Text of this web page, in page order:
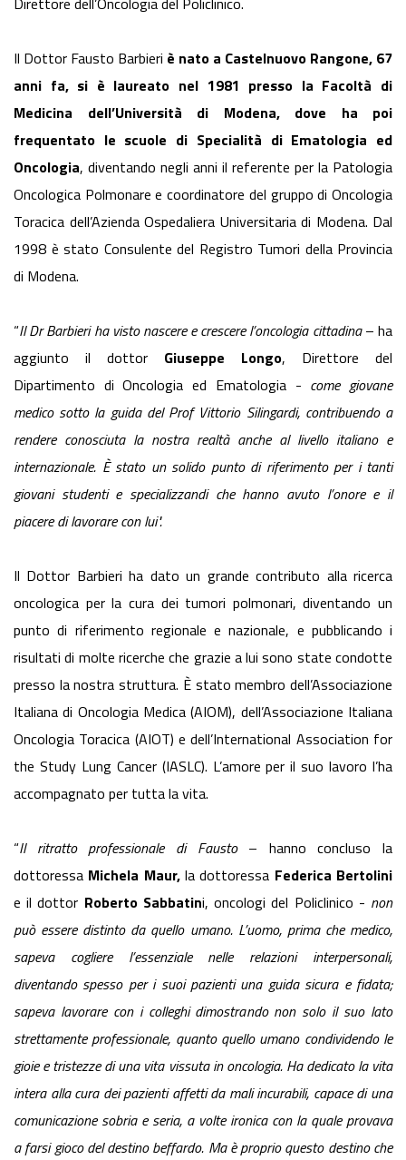
Il Dottor Fausto Barbieri è nato a Castelnuovo Rangone, 67
anni fa, si è laureato nel 1981 presso la Facoltà di
Medicina dell’Università di Modena, dove ha poi
frequentato le scuole di Specialità di Ematologia ed
Oncologia, diventando negli anni il referente per la Patologia
Oncologica Polmonare e coordinatore del gruppo di Oncologia
Toracica dell’Azienda Ospedaliera Universitaria di Modena. Dal
1998 è stato Consulente del Registro Tumori della Provincia
di Modena.
“Il Dr Barbieri ha visto nascere e crescere l’oncologia cittadina– ha
aggiunto il dottor Giuseppe Longo, Direttore del
Dipartimento di Oncologia ed Ematologia - come giovane
medico sotto la guida del Prof Vittorio Silingardi, contribuendo a
rendere conosciuta la nostra realtà anche al livello italiano e
internazionale. È stato un solido punto di riferimento per i tanti
giovani studenti e specializzandi che hanno avuto l’onore e il
piacere di lavorare con lui".
Il Dottor Barbieri ha dato un grande contributo alla ricerca
oncologica per la cura dei tumori polmonari, diventando un
punto di riferimento regionale e nazionale, e pubblicando i
risultati di molte ricerche che grazie a lui sono state condotte
presso la nostra struttura. È stato membro dell’Associazione
Italiana di Oncologia Medica (AIOM), dell’Associazione Italiana
Oncologia Toracica (AIOT) e dell’International Association for
the Study Lung Cancer (IASLC). L’amore per il suo lavoro l’ha
accompagnato per tutta la vita.
“Il ritratto professionale di Fausto – hanno concluso la
dottoressa Michela Maur,la dottoressa Federica Bertolini
e il dottor Roberto Sabbatini, oncologi del Policlinico - non
può essere distinto da quello umano. L’uomo, prima che medico,
sapeva cogliere l’essenziale nelle relazioni interpersonali,
diventando spesso per i suoi pazienti una guida sicura e fidata;
sapeva lavorare con i colleghi dimostrando non solo il suo lato
strettamente professionale, quanto quello umano condividendo le
gioie e tristezze di una vita vissuta in oncologia. Ha dedicato la vita
intera alla cura dei pazienti affetti da mali incurabili, capace di una
comunicazione sobria e seria, a volte ironica con la quale provava
a farsi gioco del destino beffardo. Ma è proprio questo destino che